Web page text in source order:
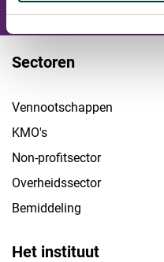
Sectoren
Vennootschappen
KMO's
Non-profitsector
Overheidssector
Bemiddeling
Het instituut